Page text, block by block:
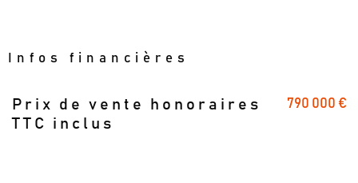
Infos financières
Caractéristiques Valeurs
Prix de vente honoraires
TTC inclus
790 000 €